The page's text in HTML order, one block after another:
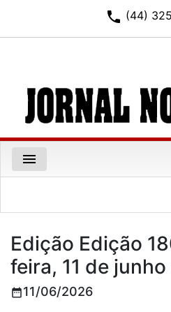
phone (44)
menu
Edição Edição
feira, 11 de
date_range11/06/2026